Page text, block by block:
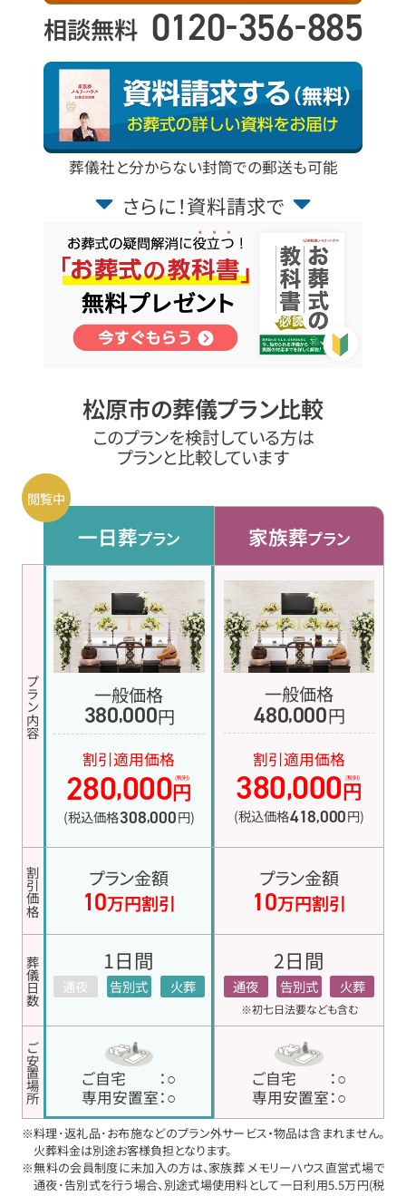
相談無料 0120-356-885
葬儀社と分からない封筒での郵送も可能
さらに！資料請求で
松原市の葬儀プラン比較
このプランを検討している方は
プランと比較しています
プラン内容
割引価格
葬儀日数
ご安置場所
一日葬プラン
一般価格
380,000円
割引適用価格
280,000円
(税別)
(税込価格308,000円)
プラン金額
10万円割引
1日間
通夜 告別式 火葬
ご自宅
：○
専用安置室：○
家族葬プラン
一般価格
480,000円
割引適用価格
380,000円
(税別)
(税込価格418,000円)
プラン金額
10万円割引
2日間
通夜 告別式 火葬
※初七日法要なども含む
ご自宅
：○
専用安置室：○
※料理･返礼品･お布施などのプラン外サービス・物品は含まれません。
火葬料金は別途お客様負担となります。
※無料の会員制度に未加入の方は、家族葬 メモリーハウス直営式場で
通夜･告別式を行う場合、別途式場使用料として一日利用5.5万円(税